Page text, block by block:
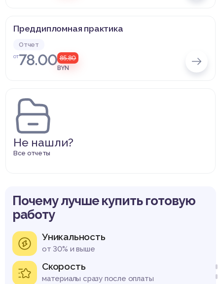
Преддипломная практика
Отчет
от78.00 85,80
BYN
Не нашли?
Все отчеты
Почему лучше купить готовую
работу
Уникальность
от 30% и выше
Скорость
материалы сразу после оплаты